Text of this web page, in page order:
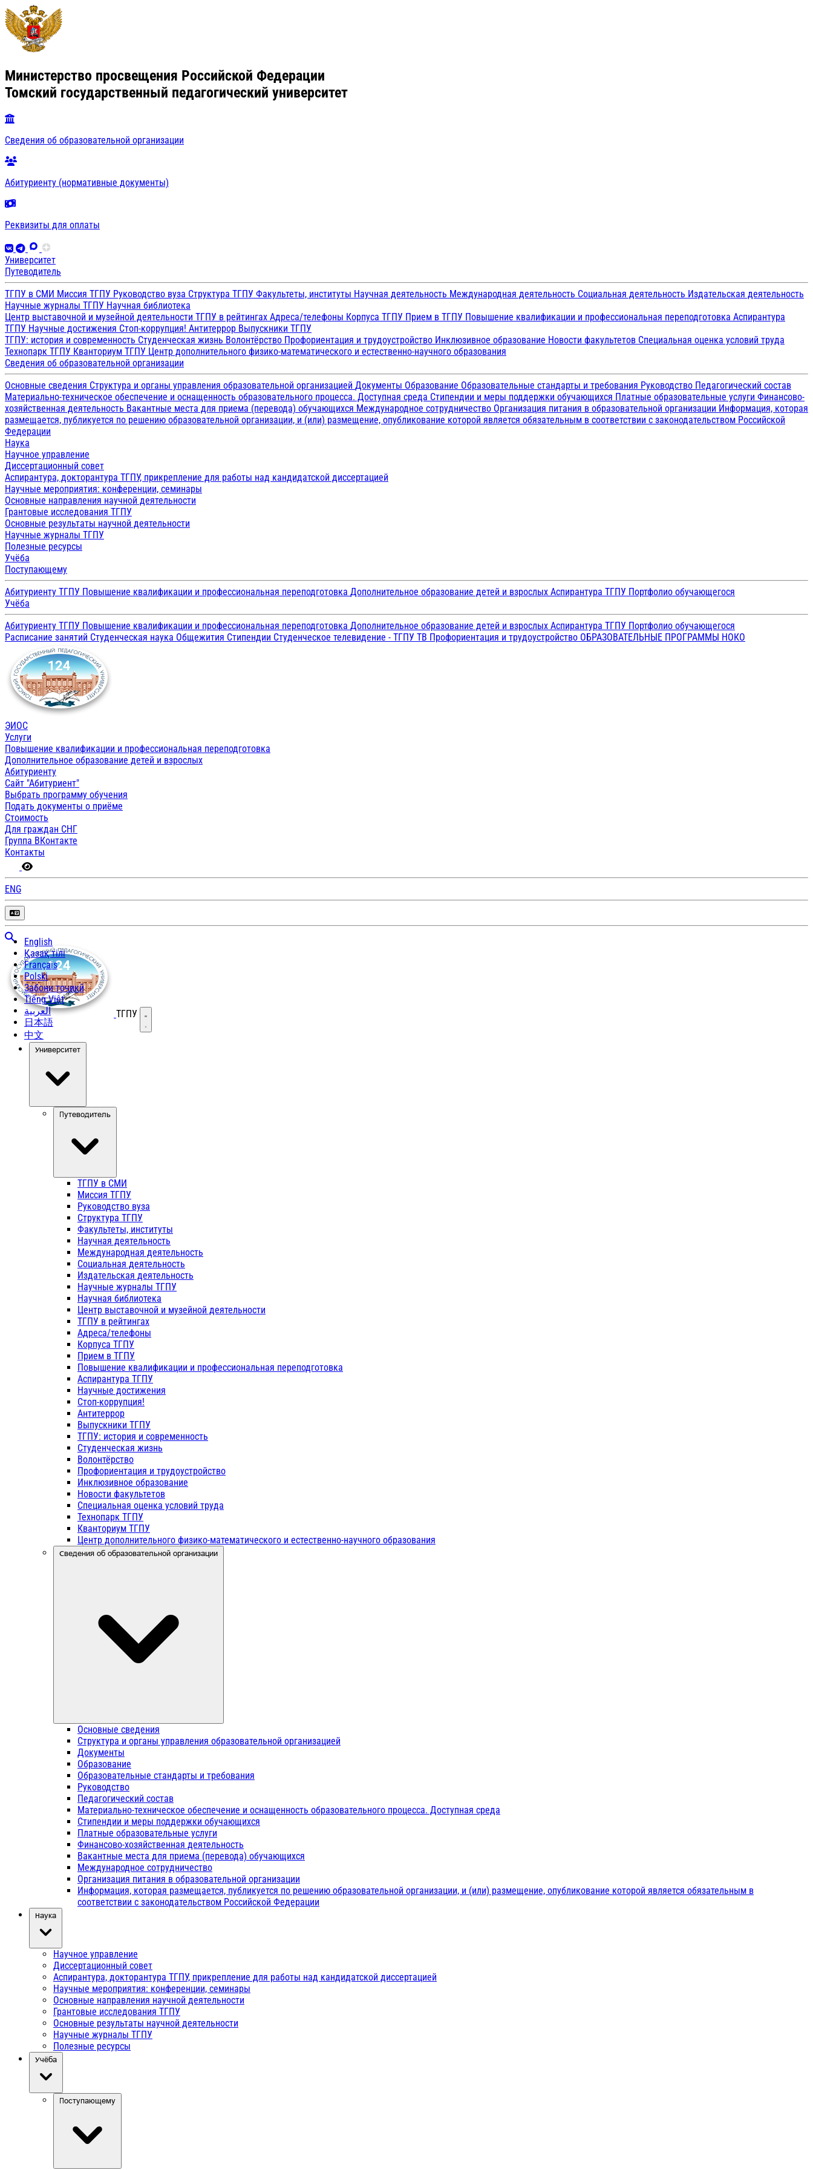
Министерство просвещения Российской Федерации
Томский государственный педагогический университет
Сведения об образовательной организации
Абитуриенту (нормативные документы)
Реквизиты для оплаты
Университет
Путеводитель
ТГПУ в СМИ Миссия ТГПУ Руководство вуза Структура ТГПУ Факультеты, институты Научная деятельность Международная деятельность Социальная деятельность Издательская деятельность
Научные журналы ТГПУ Научная библиотека
Центр выставочной и музейной деятельности ТГПУ в рейтингах Адреса/телефоны Корпуса ТГПУ Прием в ТГПУ Повышение квалификации и профессиональная переподготовка Аспирантура
ТГПУ Научные достижения Стоп-коррупция! Антитеррор Выпускники ТГПУ
ТГПУ: история и современность Студенческая жизнь Волонтёрство Профориентация и трудоустройство Инклюзивное образование Новости факультетов Специальная оценка условий труда
Технопарк ТГПУ Кванториум ТГПУ Центр дополнительного физико-математического и естественно-научного образования
Сведения об образовательной организации
Основные сведения Структура и органы управления образовательной организацией Документы Образование Образовательные стандарты и требования Руководство Педагогический состав
Материально-техническое обеспечение и оснащенность образовательного процесса. Доступная среда Стипендии и меры поддержки обучающихся Платные образовательные услуги Финансово-
хозяйственная деятельность Вакантные места для приема (перевода) обучающихся Международное сотрудничество Организация питания в образовательной организации Информация, которая
размещается, публикуется по решению образовательной организации, и (или) размещение, опубликование которой является обязательным в соответствии с законодательством Российской
Федерации
Наука
Научное управление
Диссертационный совет
Аспирантура, докторантура ТГПУ, прикрепление для работы над кандидатской диссертацией
Научные мероприятия: конференции, семинары
Основные направления научной деятельности
Грантовые исследования ТГПУ
Основные результаты научной деятельности
Научные журналы ТГПУ
Полезные ресурсы
Учёба
Поступающему
Абитуриенту ТГПУ Повышение квалификации и профессиональная переподготовка Дополнительное образование детей и взрослых Аспирантура ТГПУ Портфолио обучающегося
Учёба
Абитуриенту ТГПУ Повышение квалификации и профессиональная переподготовка Дополнительное образование детей и взрослых Аспирантура ТГПУ Портфолио обучающегося
Расписание занятий Студенческая наука Общежития Стипендии Студенческое телевидение - ТГПУ ТВ Профориентация и трудоустройство ОБРАЗОВАТЕЛЬНЫЕ ПРОГРАММЫ НОКО
ЭИОС
Услуги
Повышение квалификации и профессиональная переподготовка
Дополнительное образование детей и взрослых
Абитуриенту
Сайт "Абитуриент"
Выбрать программу обучения
Подать документы о приёме
Стоимость
Для граждан СНГ
Группа ВКонтакте
Контакты
ENG
English
Қазақ тілі
Français
Polski
Забони тоҷикӣ
Tiếng Việt
العربية
日本語
中文
ТГПУ Открыть меню
Университет
Путеводитель
ТГПУ в СМИ
Миссия ТГПУ
Руководство вуза
Структура ТГПУ
Факультеты, институты
Научная деятельность
Международная деятельность
Социальная деятельность
Издательская деятельность
Научные журналы ТГПУ
Научная библиотека
Центр выставочной и музейной деятельности
ТГПУ в рейтингах
Адреса/телефоны
Корпуса ТГПУ
Прием в ТГПУ
Повышение квалификации и профессиональная переподготовка
Аспирантура ТГПУ
Научные достижения
Стоп-коррупция!
Антитеррор
Выпускники ТГПУ
ТГПУ: история и современность
Студенческая жизнь
Волонтёрство
Профориентация и трудоустройство
Инклюзивное образование
Новости факультетов
Специальная оценка условий труда
Технопарк ТГПУ
Кванториум ТГПУ
Центр дополнительного физико-математического и естественно-научного образования
Сведения об образовательной организации
Основные сведения
Структура и органы управления образовательной организацией
Документы
Образование
Образовательные стандарты и требования
Руководство
Педагогический состав
Материально-техническое обеспечение и оснащенность образовательного процесса. Доступная среда
Стипендии и меры поддержки обучающихся
Платные образовательные услуги
Финансово-хозяйственная деятельность
Вакантные места для приема (перевода) обучающихся
Международное сотрудничество
Организация питания в образовательной организации
Информация, которая размещается, публикуется по решению образовательной организации, и (или) размещение, опубликование которой является обязательным в
соответствии с законодательством Российской Федерации
Наука
Научное управление
Диссертационный совет
Аспирантура, докторантура ТГПУ, прикрепление для работы над кандидатской диссертацией
Научные мероприятия: конференции, семинары
Основные направления научной деятельности
Грантовые исследования ТГПУ
Основные результаты научной деятельности
Научные журналы ТГПУ
Полезные ресурсы
Учёба
Поступающему